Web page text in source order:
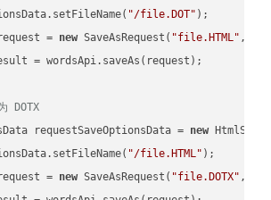
"/file.DOT" );
= new SaveAsRequest( "file.HTML"
= wordsApi.saveAs(request);
DOTX
requestSaveOptionsData = new
"/file.HTML" );
= new SaveAsRequest( "file.DOTX"